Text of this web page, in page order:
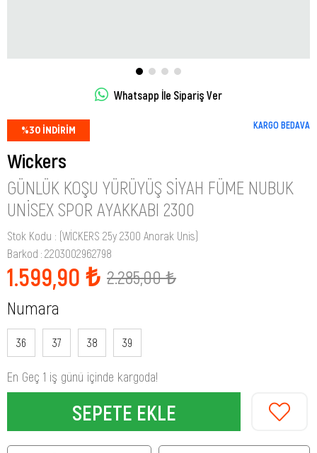
Whatsapp İle Sipariş Ver
%30 İNDIRIM KARGO BEDAVA
Wickers
GÜNLÜK KOŞU YÜRÜYÜŞ SIYAH FÜME NUBUK
UNISEX SPOR AYAKKABI 2300
Stok Kodu
(WİCKERS 25y 2300 Anorak Unis)
Barkod : 2203002962798
2.285,00 ₺
1.599,90 ₺
Numara
36 37 38 39
En Geç 1 iş günü içinde kargoda!